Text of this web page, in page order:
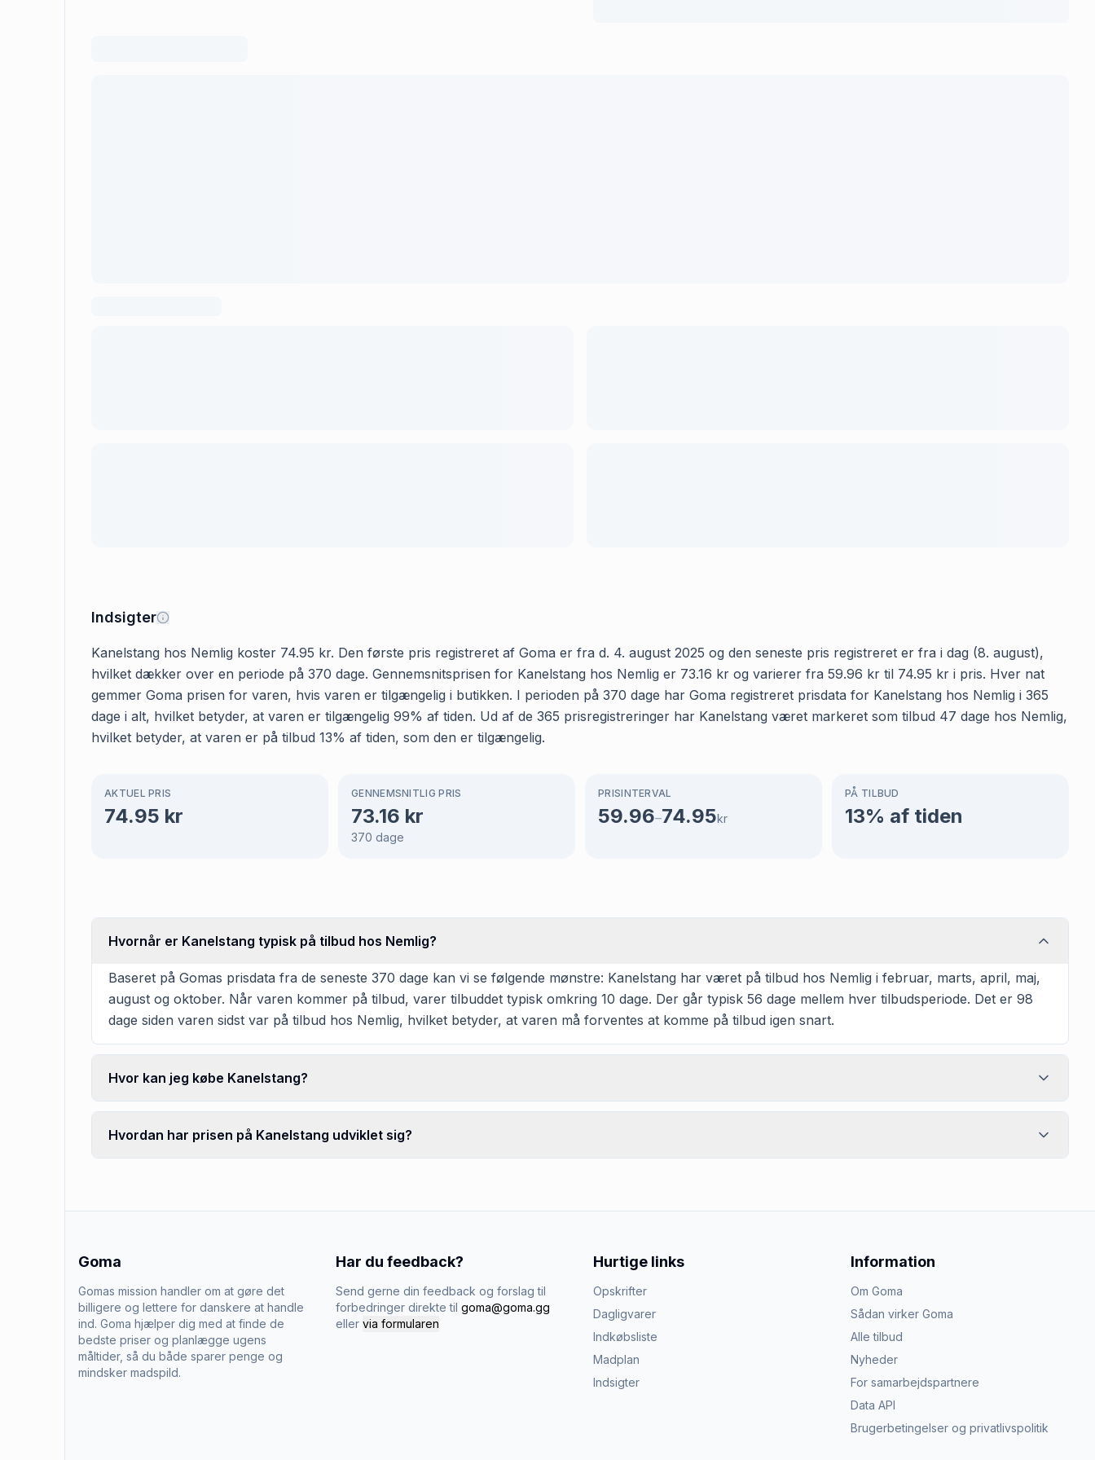
Indsigter
Kanelstang hos Nemlig koster 74.95 kr. Den første pris registreret af Goma er fra d. 4. august 2025 og den seneste pris registreret er fra i dag (8. august),
hvilket dækker over en periode på 370 dage. Gennemsnitsprisen for Kanelstang hos Nemlig er 73.16 kr og varierer fra 59.96 kr til 74.95 kr i pris. Hver nat
gemmer Goma prisen for varen, hvis varen er tilgængelig i butikken. I perioden på 370 dage har Goma registreret prisdata for Kanelstang hos Nemlig i 365
dage i alt, hvilket betyder, at varen er tilgængelig 99% af tiden. Ud af de 365 prisregistreringer har Kanelstang været markeret som tilbud 47 dage hos Nemlig,
hvilket betyder, at varen er på tilbud 13% af tiden, som den er tilgængelig.
AKTUEL PRIS
74.95 kr
GENNEMSNITLIG PRIS
73.16 kr
370 dage
PRISINTERVAL
59.96–74.95kr
PÅ TILBUD
13% af tiden
Hvornår er Kanelstang typisk på tilbud hos Nemlig?
Baseret på Gomas prisdata fra de seneste 370 dage kan vi se følgende mønstre: Kanelstang har været på tilbud hos Nemlig i februar, marts, april, maj,
august og oktober. Når varen kommer på tilbud, varer tilbuddet typisk omkring 10 dage. Der går typisk 56 dage mellem hver tilbudsperiode. Det er 98
dage siden varen sidst var på tilbud hos Nemlig, hvilket betyder, at varen må forventes at komme på tilbud igen snart.
Hvor kan jeg købe Kanelstang?
Hvordan har prisen på Kanelstang udviklet sig?
Goma
Gomas mission handler om at gøre det
billigere og lettere for danskere at handle
ind. Goma hjælper dig med at finde de
bedste priser og planlægge ugens
måltider, så du både sparer penge og
mindsker madspild.
Har du feedback?
Send gerne din feedback og forslag til
forbedringer direkte til goma@goma.gg
eller via formularen
Hurtige links
Opskrifter
Dagligvarer
Indkøbsliste
Madplan
Indsigter
Information
Om Goma
Sådan virker Goma
Alle tilbud
Nyheder
For samarbejdspartnere
Data API
Brugerbetingelser og privatlivspolitik